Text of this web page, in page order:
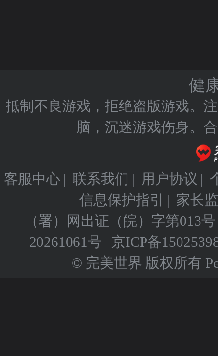
健
抵制不良游戏，拒绝盗版游戏。
脑，沉迷游戏伤身。
客服中心 | 联系我们 | 用户协议 |
信息保护指引
| 家长
（署）网出证（皖）字第013号
20261061号
京ICP备
© 完美世界 版权所有